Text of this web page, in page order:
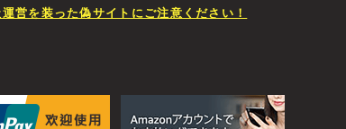
営を装った偽サイトにご注意ください！